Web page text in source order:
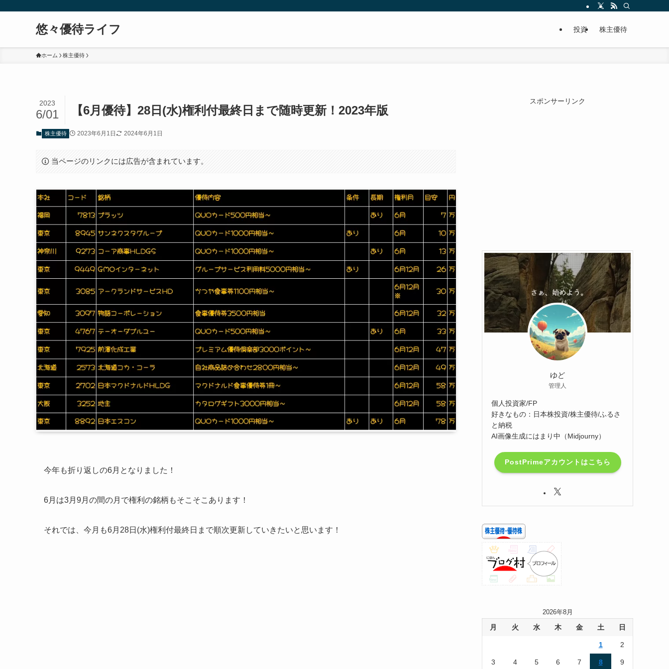
悠々優待ライフ 投資 株主優待
ホーム 株主優待
【6月優待】28日(水)権利付最終日まで随時更新！2023年版
2023
6/01
株主優待 2023年6月1日 2024年6月1日
当ページのリンクには広告が含まれています。
今年も折り返しの6月となりました！
6月は3月9月の間の月で権利の銘柄もそこそこあります！
それでは、今月も6月28日(水)権利付最終日まで順次更新していきたいと思います！
スポンサーリンク
ゆど
管理人
個人投資家/FP
好きなもの：日本株投資/株主優待/ふるさ
と納税
AI画像生成にはまり中（Midjourny）
PostPrimeアカウントはこちら
2026年8月
月 火 水 木 金 土 日
1 2
3 4 5 6 7 8 9